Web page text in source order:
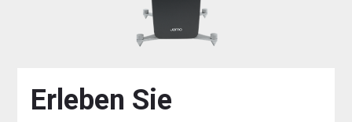
Erleben Sie